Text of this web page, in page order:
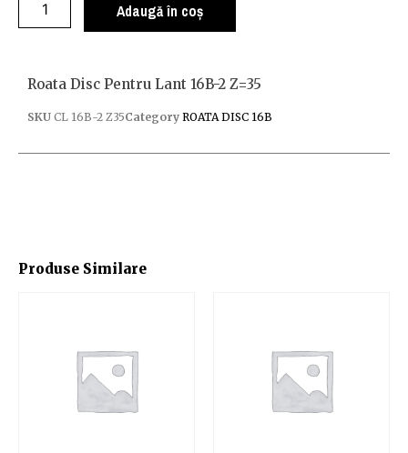
Adaugă în coș
Produse Similare
Roata Disc Pentru Lant 16B-2 Z=35
SKU CL 16B-2 Z35Category ROATA DISC 16B